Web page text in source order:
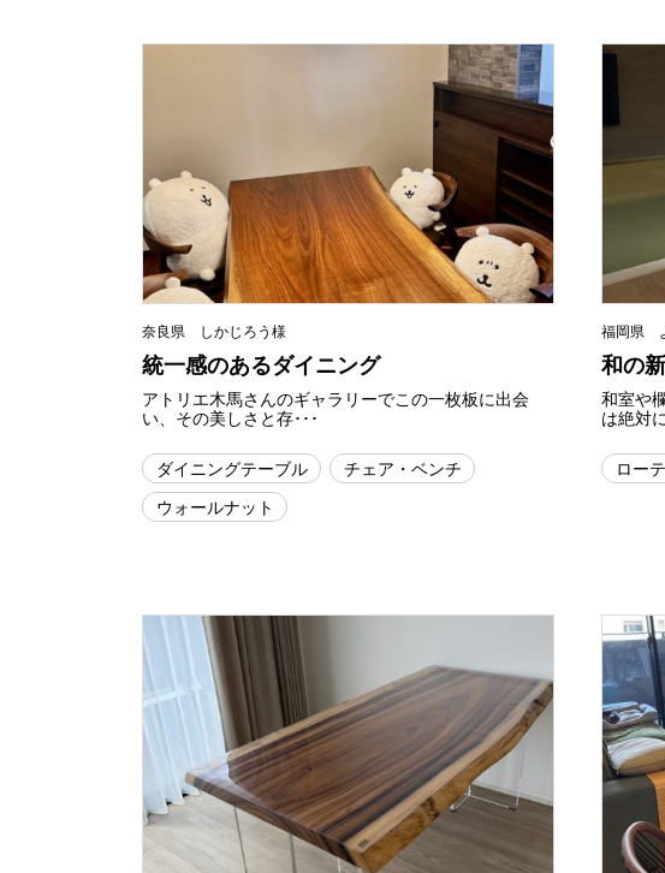
奈良県 しかじろう様
統一感のあるダイニング
アトリエ木馬さんのギャラリーでこの一枚板に出会
い、その美しさと存･･･
ダイニングテーブル
チェア・ベンチ
ウォールナット
福岡県
和の
和室や
は絶対
ロー